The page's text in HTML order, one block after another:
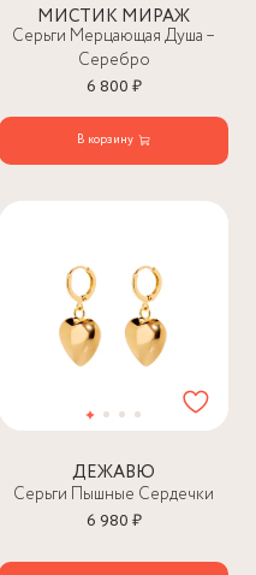
МИСТИК МИРАЖ
Серьги Мерцающая Душа –
Серебро
6 800 ₽
В корзину
ДЕЖАВЮ
Серьги Пышные Сердечки
6 980 ₽